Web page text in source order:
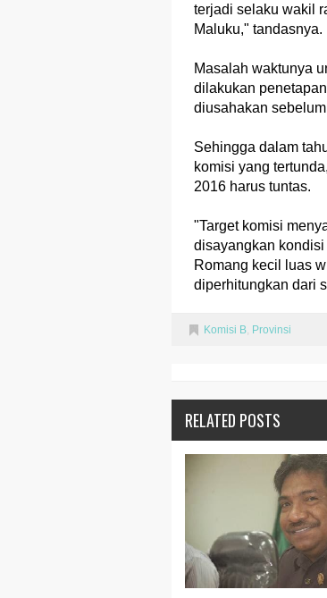
terjadi selaku wakil
Maluku," tandasnya.
Masalah waktunya
dilakukan
diusahakan
Sehingga dalam
komisi yang
2016 harus tuntas.
"Target komisi
disayangkan
Romang kecil luas
diperhitungkan dari
Komisi B Provinsi
RELATED POSTS